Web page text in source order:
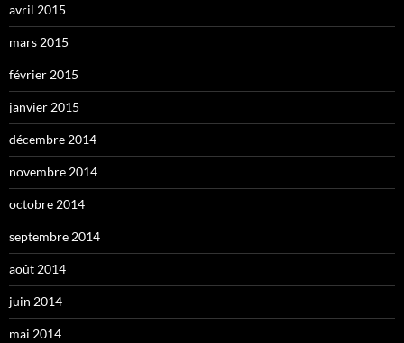
avril 2015
mars 2015
février 2015
janvier 2015
décembre 2014
novembre 2014
octobre 2014
septembre 2014
août 2014
juin 2014
mai 2014